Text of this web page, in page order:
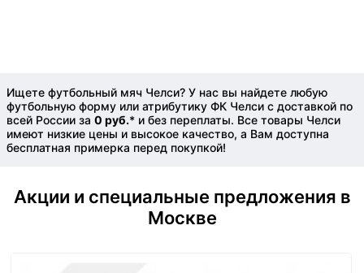
Ищете футбольный мяч Челси? У нас вы найдете любую
футбольную форму или атрибутику ФК Челси с доставкой по
всей России за 0 руб.* и без переплаты. Все товары Челси
имеют низкие цены и высокое качество, а Вам доступна
бесплатная примерка перед покупкой!
Акции и специальные предложения в
Москве